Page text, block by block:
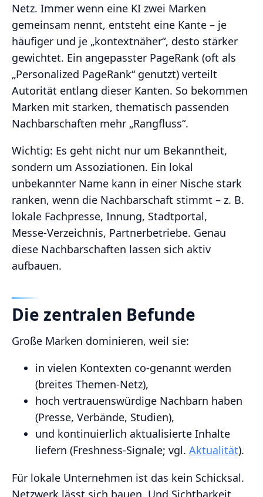
Netz. Immer wenn eine KI zwei Marken
gemeinsam nennt, entsteht eine Kante – je
häufiger und je „kontextnäher“, desto stärker
gewichtet. Ein angepasster PageRank (oft als
„Personalized PageRank“ genutzt) verteilt
Autorität entlang dieser Kanten. So bekommen
Marken mit starken, thematisch passenden
Nachbarschaften mehr „Rangfluss“.
Wichtig: Es geht nicht nur um Bekanntheit,
sondern um Assoziationen. Ein lokal
unbekannter Name kann in einer Nische stark
ranken, wenn die Nachbarschaft stimmt – z. B.
lokale Fachpresse, Innung, Stadtportal,
Messe‑Verzeichnis, Partnerbetriebe. Genau
diese Nachbarschaften lassen sich aktiv
aufbauen.
Die zentralen Befunde
Große Marken dominieren, weil sie:
in vielen Kontexten co‑genannt werden
(breites Themen‑Netz),
hoch vertrauenswürdige Nachbarn haben
(Presse, Verbände, Studien),
und kontinuierlich aktualisierte Inhalte
liefern (Freshness‑Signale; vgl. Aktualität).
Für lokale Unternehmen ist das kein Schicksal.